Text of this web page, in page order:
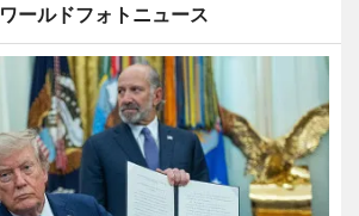
ワールドフォトニュース